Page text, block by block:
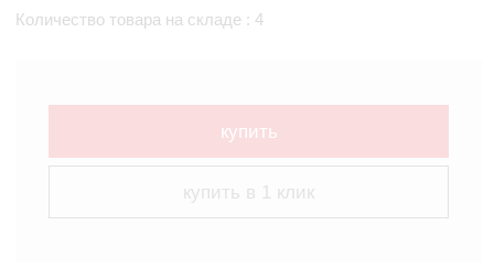
Количество товара на складе : 4
купить
купить в 1 клик